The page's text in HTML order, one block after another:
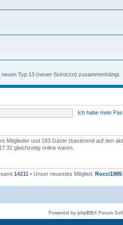
Typ 13 (neuer Scirocco) zusammenhängt.
Ich habe mein
Mitglieder und 183 Gäste (basierend auf den
gleichzeitig online waren.
14211 • Unser neuestes Mitglied: Rocci1985
Powered by phpBB® Forum